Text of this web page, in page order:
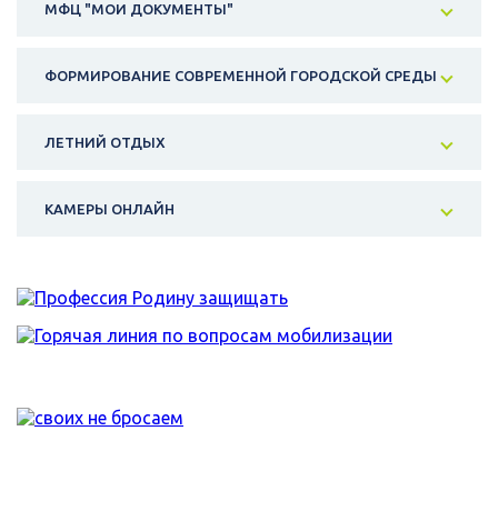
МФЦ "МОИ ДОКУМЕНТЫ"
ФОРМИРОВАНИЕ СОВРЕМЕННОЙ ГОРОДСКОЙ СРЕДЫ
ЛЕТНИЙ ОТДЫХ
КАМЕРЫ ОНЛАЙН